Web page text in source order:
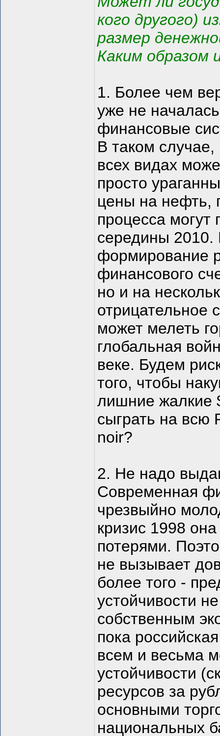
кого другого)
размер
Каким образом
1. Более чем
уже не
финансовые
В таком случае,
всех видах
просто
цены на нефть,
процесса
середины 2010.
формирование
финансового
но и на
отрицательное
может мелеть
глобальная
веке. Будем
того, чтобы
лишние жалкие
сыграть на всю
noir?
2. Не надо
Современная
чрезвыйно
кризис 1998
потерями.
не вызывает
более того -
устойчивости
собственным
пока
всем и весьма
устойчивости
ресурсов за
основными
национальных